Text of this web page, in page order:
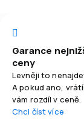
Garance
ceny
Levněji to
A pokud ano,
vám rozdíl v ceně.
Chci číst více